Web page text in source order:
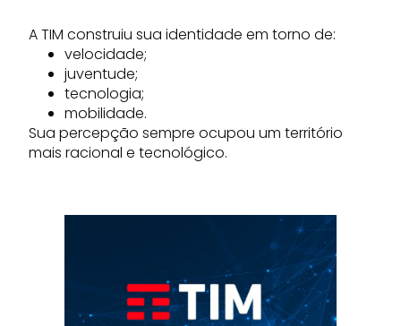
A TIM construiu sua identidade em torno de:
velocidade;
juventude;
tecnologia;
mobilidade.
Sua percepção sempre ocupou um território
mais racional e tecnológico.